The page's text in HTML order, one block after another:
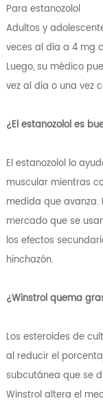
Para estanozolol
Adultos y
veces al día a 4 mg
Luego, su médico
vez al día o una vez
¿El estanozolol es
El estanozolol lo
muscular mientras
medida que avanza.
mercado que se
los efectos
hinchazón.
¿Winstrol quema
Los esteroides de
al reducir el
subcutánea que se
Winstrol altera el